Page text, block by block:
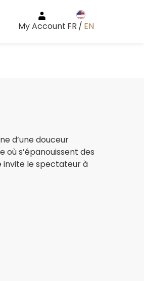
My Account FR / EN
d’une douceur
s’épanouissent des
invite le spectateur à